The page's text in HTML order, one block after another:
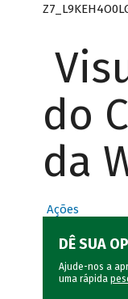
do
da
Ações
DÊ SUA
Ajude-nos a
uma rápida